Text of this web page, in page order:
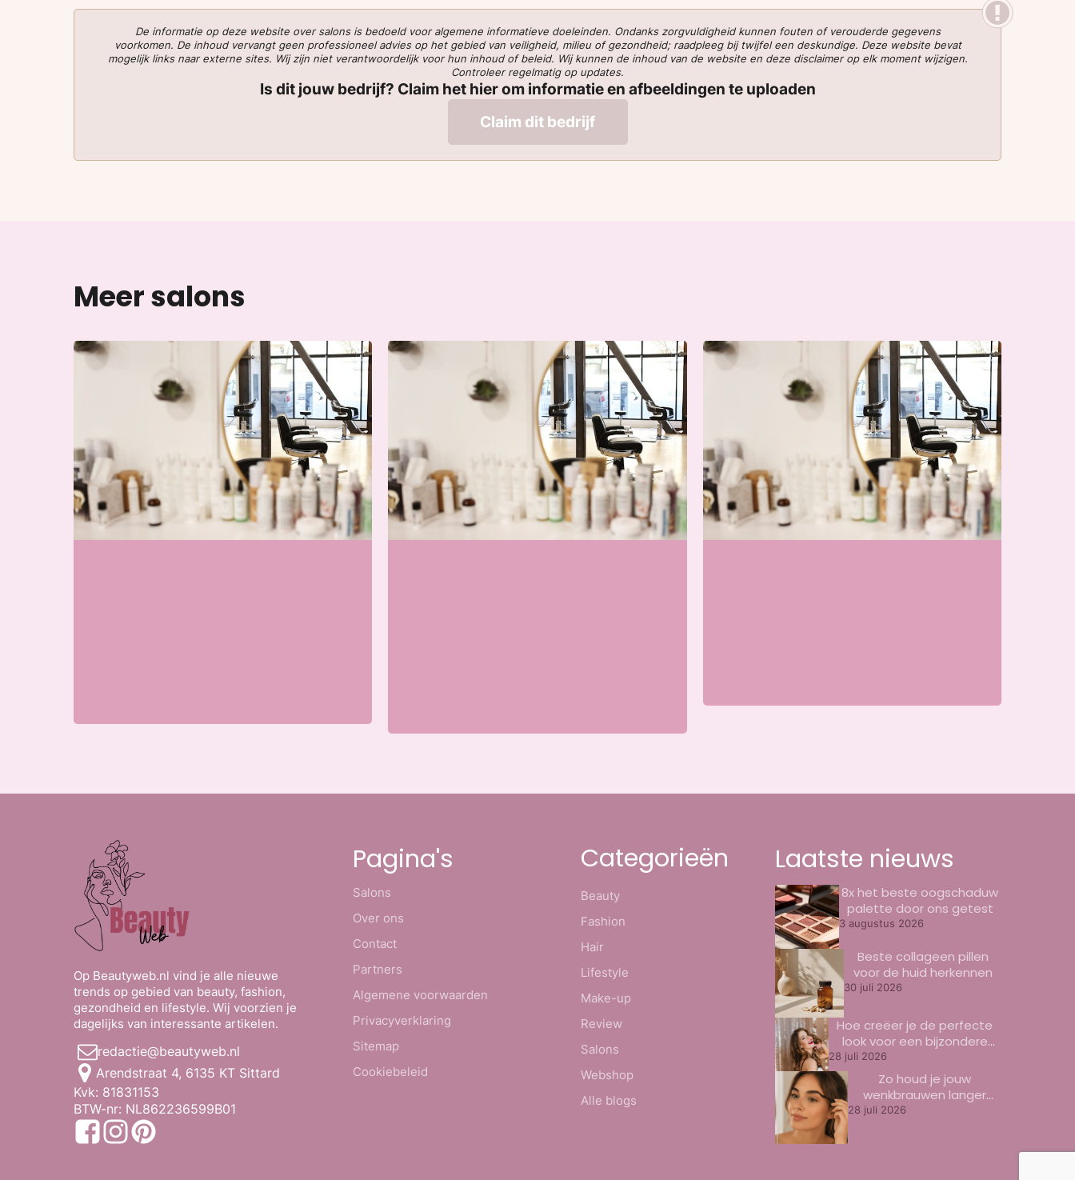
De informatie op deze website over salons is bedoeld voor algemene informatieve doeleinden. Ondanks zorgvuldigheid kunnen fouten of verouderde gegevens
voorkomen. De inhoud vervangt geen professioneel advies op het gebied van veiligheid, milieu of gezondheid; raadpleeg bij twijfel een deskundige. Deze website bevat
mogelijk links naar externe sites. Wij zijn niet verantwoordelijk voor hun inhoud of beleid. Wij kunnen de inhoud van de website en deze disclaimer op elk moment wijzigen.
Controleer regelmatig op updates.
Is dit jouw bedrijf? Claim het hier om informatie en afbeeldingen te uploaden
Claim dit bedrijf
Meer salons
Op Beautyweb.nl vind je alle nieuwe
trends op gebied van beauty, fashion,
gezondheid en lifestyle. Wij voorzien je
dagelijks van interessante artikelen.
redactie@beautyweb.nl
Arendstraat 4, 6135 KT Sittard
Kvk: 81831153
BTW-nr: NL862236599B01
Pagina's
Salons
Over ons
Contact
Partners
Algemene voorwaarden
Privacyverklaring
Sitemap
Cookiebeleid
Categorieën
Beauty
Fashion
Hair
Lifestyle
Make-up
Review
Salons
Webshop
Alle blogs
Laatste nieuws
8x het beste oogschaduw
palette door ons getest
3 augustus 2026
Beste collageen pillen
voor de huid herkennen
30 juli 2026
Hoe creëer je de perfecte
look voor een bijzondere
gelegenheid?
28 juli 2026
Zo houd je jouw
wenkbrauwen langer
28 juli 2026